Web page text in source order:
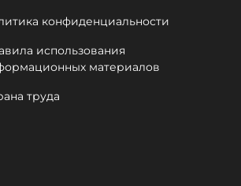
конфиденциальности
использования
материалов
труда